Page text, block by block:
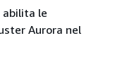
abilita le
Aurora nel